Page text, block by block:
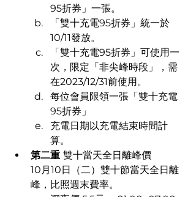
95折券」一張。
「雙十充電95折券」統一於
10/11發放。​
「雙十充電95折券」可使用一
次，限定「非尖峰時段」，需
在2023/12/31前使用。​
每位會員限領一張「雙十充電
95折券」
充電日期以充電結束時間計
算。
第二重 雙十當天全日離峰價​
10月10日（二）雙十節當天全日離
峰，比照週末費率。​